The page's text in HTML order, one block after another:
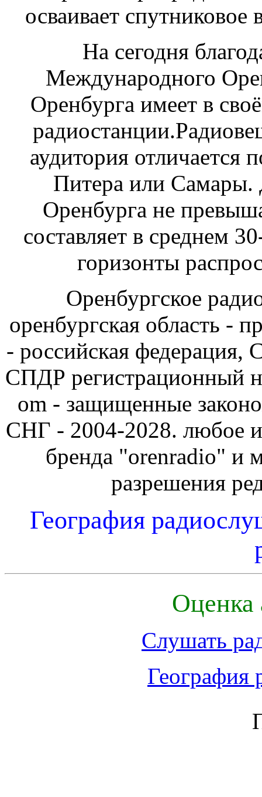
осваивает
На сегодня
Международного
Оренбурга имеет в
аудитория
Питера или Самары.
Оренбурга не
составляет в среднем
горизонты
Оренбургское
оренбургская область -
- российская федерация,
СПДР регистрационный
om - защищенные
СНГ - 2004-2028. любое
бренда "orenradio" и
разрешения
География
Оценка
Слушать
География